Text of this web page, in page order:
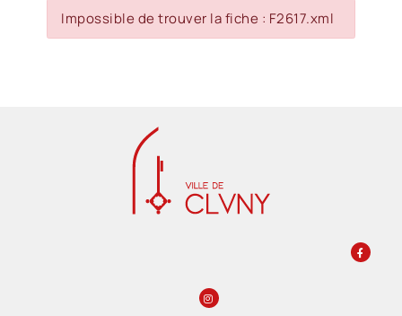
Impossible de trouver la fiche : F2617.xml